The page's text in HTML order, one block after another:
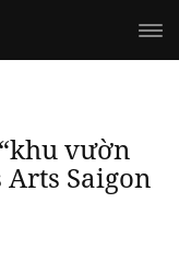
vườn
Saigon